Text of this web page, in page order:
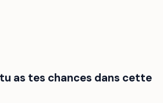
as tes chances dans cette